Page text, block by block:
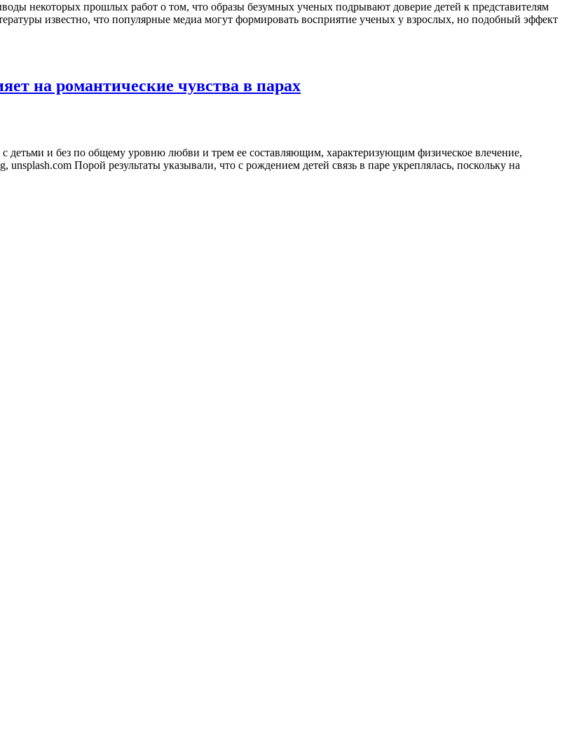
некоторых прошлых работ о том, что образы безумных ученых подрывают доверие детей к представителям
известно, что популярные медиа могут формировать восприятие ученых у взрослых, но подобный эффект
на романтические чувства в парах
и без по общему уровню любви и трем ее составляющим, характеризующим физическое влечение,
Порой результаты указывали, что с рождением детей связь в паре укреплялась, поскольку на